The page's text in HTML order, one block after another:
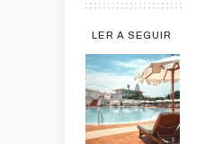
LER A SEGUIR